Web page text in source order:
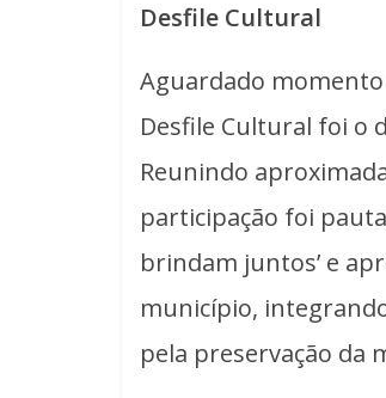
Desfile Cultural
Aguardado
Desfile Cultural foi o
Reunindo
participação foi
brindam juntos’ e
município,
pela preservação da